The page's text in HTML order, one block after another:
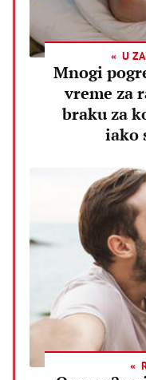
U
Mnogi
vreme za
braku za
iako